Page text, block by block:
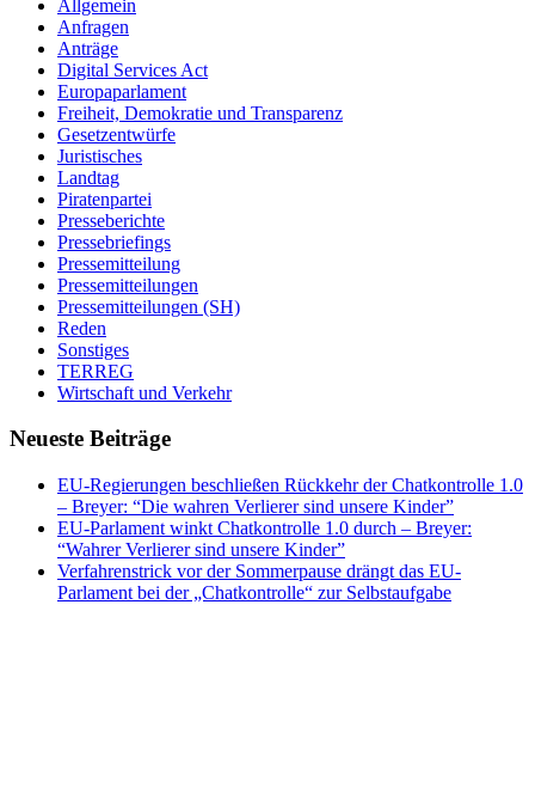
Allgemein
Anfragen
Anträge
Digital Services Act
Europaparlament
Freiheit, Demokratie und Transparenz
Gesetzentwürfe
Juristisches
Landtag
Piratenpartei
Presseberichte
Pressebriefings
Pressemitteilung
Pressemitteilungen
Pressemitteilungen (SH)
Reden
Sonstiges
TERREG
Wirtschaft und Verkehr
Neueste Beiträge
EU-Regierungen beschließen Rückkehr der Chatkontrolle 1.0
– Breyer: “Die wahren Verlierer sind unsere Kinder”
EU-Parlament winkt Chatkontrolle 1.0 durch – Breyer:
“Wahrer Verlierer sind unsere Kinder”
Verfahrenstrick vor der Sommerpause drängt das EU-
Parlament bei der „Chatkontrolle“ zur Selbstaufgabe